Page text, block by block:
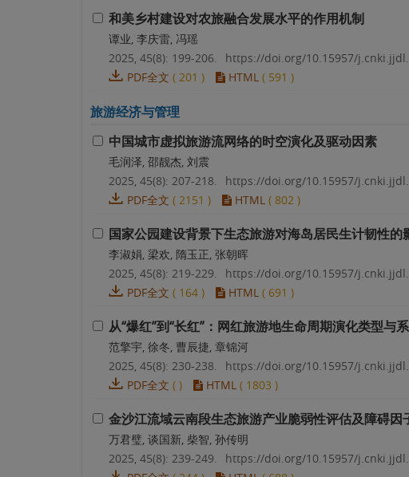
和美乡村建设对农旅融合发展水平的作用机制
谭业, 李庆雷, 冯瑶
2025, 45(8): 199-206.
https://doi.org/10.15957/
PDF全文 ( 201 ) HTML ( 591 )
旅游经济与管理
中国城市虚拟旅游流网络的时空演化及驱动因素
毛润泽, 邵靓杰, 刘震
2025, 45(8): 207-218.
https://doi.org/10.15957/
PDF全文 ( 2151 ) HTML ( 802 )
国家公园建设背景下生态旅游对海岛居民生计韧性
李淑娟, 梁欢, 隋玉正, 张朝晖
2025, 45(8): 219-229.
https://doi.org/10.15957/
PDF全文 ( 164 ) HTML ( 691 )
从“爆红”到“长红”：网红旅游地生命周期演化类型与
范擎宇, 徐冬, 曹辰捷, 章锦河
2025, 45(8): 230-238.
https://doi.org/10.15957/
PDF全文 ( ) HTML ( 1803 )
金沙江流域云南段生态旅游产业脆弱性评估及障碍因
万君璧, 谈国新, 柴智, 孙传明
2025, 45(8): 239-249.
https://doi.org/10.15957/